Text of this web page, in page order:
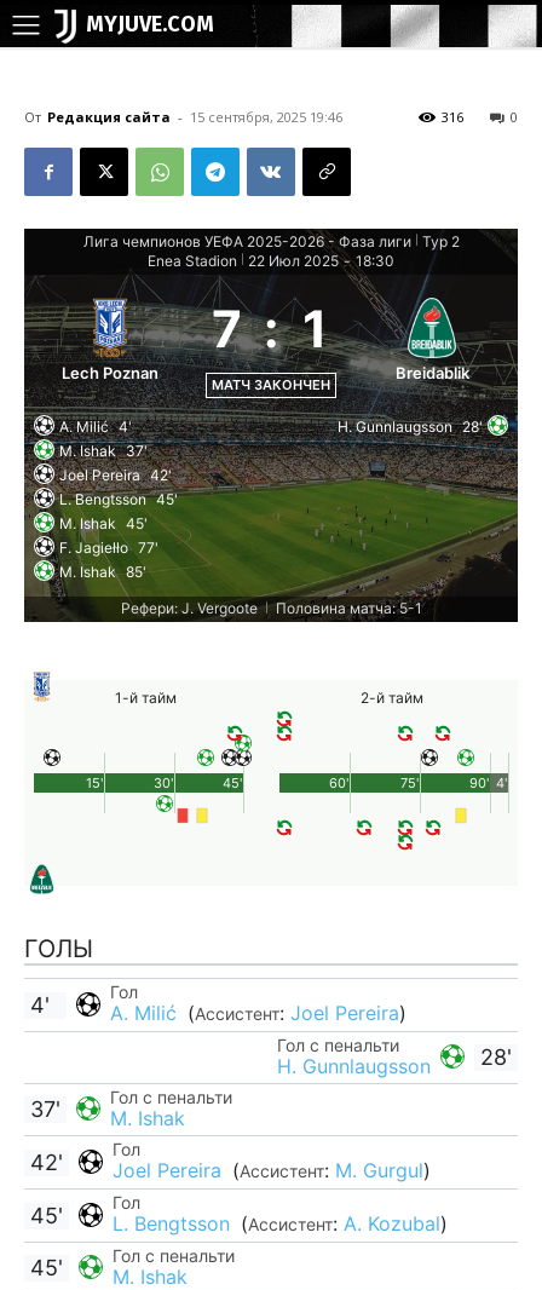
MYJUVE.COM
От Редакция сайта - 15 сентября, 2025 19:46 0
316
Лига чемпионов УЕФА 2025-2026 - Фаза лиги
Тур 2
Enea Stadion
22 Июл 2025 - 18:30
Lech Poznan
7 : 1
МАТЧ ЗАКОНЧЕН
Breidablik
A. Milić 4'
M. Ishak 37'
Joel Pereira 42'
L. Bengtsson 45'
M. Ishak 45'
F. Jagiełło 77'
M. Ishak 85'
H. Gunnlaugsson 28'
Рефери: J. Vergoote | Половина матча: 5-1
1-й тайм
45'
15' 30'
2-й тайм
90'
60' 75' 4'
ГОЛЫ
Гол
A. Milić (Ассистент: Joel Pereira)
4'
28'
Гол с пенальти
H. Gunnlaugsson
Гол с пенальти
M. Ishak
37'
Гол
Joel Pereira (Ассистент: M. Gurgul)
42'
Гол
L. Bengtsson (Ассистент: A. Kozubal)
45'
Гол с пенальти
M. Ishak
45'